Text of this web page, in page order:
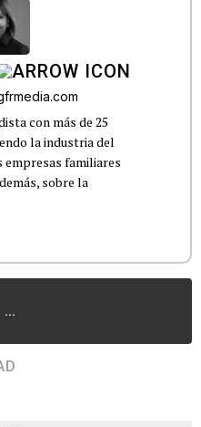
con más de 25
la industria del
empresas familiares
sobre la
...